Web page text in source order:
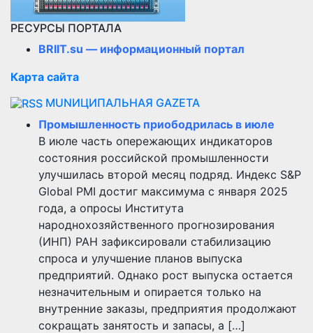
РЕСУРСЫ ПОРТАЛА
BRIIT.su — информационный портал
Карта сайта
MUNИЦИПАЛЬНАЯ GAZЕТА
Промышленность приободрилась в июле
В июле часть опережающих индикаторов
состояния российской промышленности
улучшилась второй месяц подряд. Индекс S&P
Global PMI достиг максимума с января 2025
года, а опросы Института
народнохозяйственного прогнозирования
(ИНП) РАН зафиксировали стабилизацию
спроса и улучшение планов выпуска
предприятий. Однако рост выпуска остается
незначительным и опирается только на
внутренние заказы, предприятия продолжают
сокращать занятость и запасы, а […]